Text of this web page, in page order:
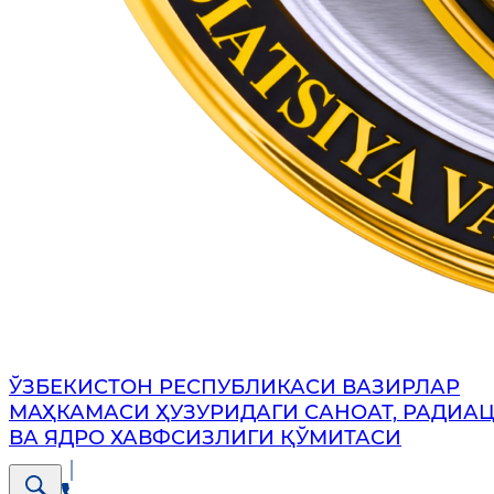
ЎЗБЕКИСТОН РЕСПУБЛИКАСИ ВАЗИРЛАР
МАҲКАМАСИ ҲУЗУРИДАГИ САНОАТ,
ВА ЯДРО ХАВФСИЗЛИГИ ҚЎМИТАСИ